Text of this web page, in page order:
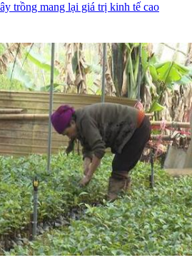
trồng mang lại giá trị kinh tế cao